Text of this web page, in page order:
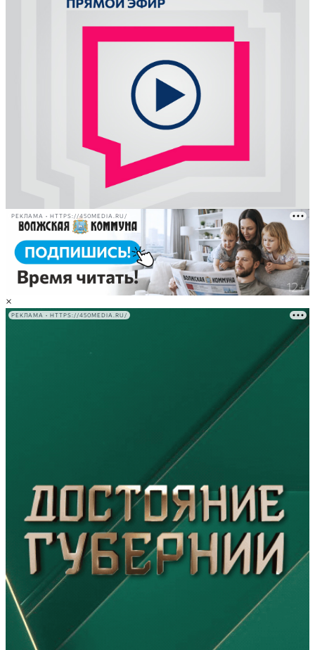
РЕКЛАМА • HTTPS://450MEDIA.RU/
×
РЕКЛАМА • HTTPS://450MEDIA.RU/